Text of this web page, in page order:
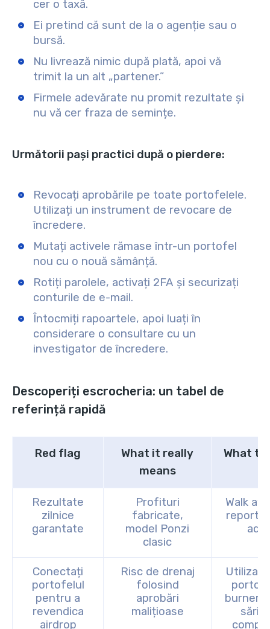
cer o taxă.
Ei pretind că sunt de la o agenție sau o
bursă.
Nu livrează nimic după plată, apoi vă
trimit la un alt „partener.”
Firmele adevărate nu promit rezultate și
nu vă cer fraza de semințe.
Următorii pași practici după o pierdere:
Revocați aprobările pe toate portofelele.
Utilizați un instrument de revocare de
încredere.
Mutați activele rămase într-un portofel
nou cu o nouă sămânță.
Rotiți parolele, activați 2FA și securizați
conturile de e-mail.
Întocmiți rapoartele, apoi luați în
considerare o consultare cu un
investigator de încredere.
Descoperiți escrocheria: un tabel de
referință rapidă
Red flag
What it really
means
What to
Rezultate
zilnice
garantate
Profituri
fabricate,
model Ponzi
clasic
Walk
report
ad
Conectați
portofelul
pentru a
revendica
airdrop
Risc de drenaj
folosind
aprobări
malițioase
Utilizați
burner
săriți